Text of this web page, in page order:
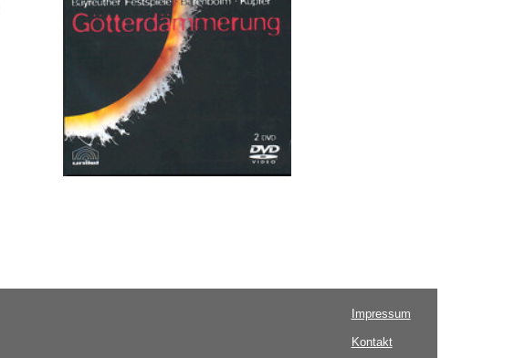
Impressum
Kontakt